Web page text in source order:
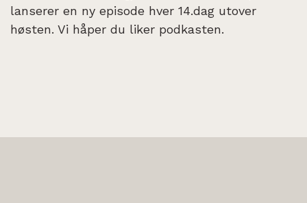
lanserer en ny episode hver 14.dag utover
høsten. Vi håper du liker podkasten.